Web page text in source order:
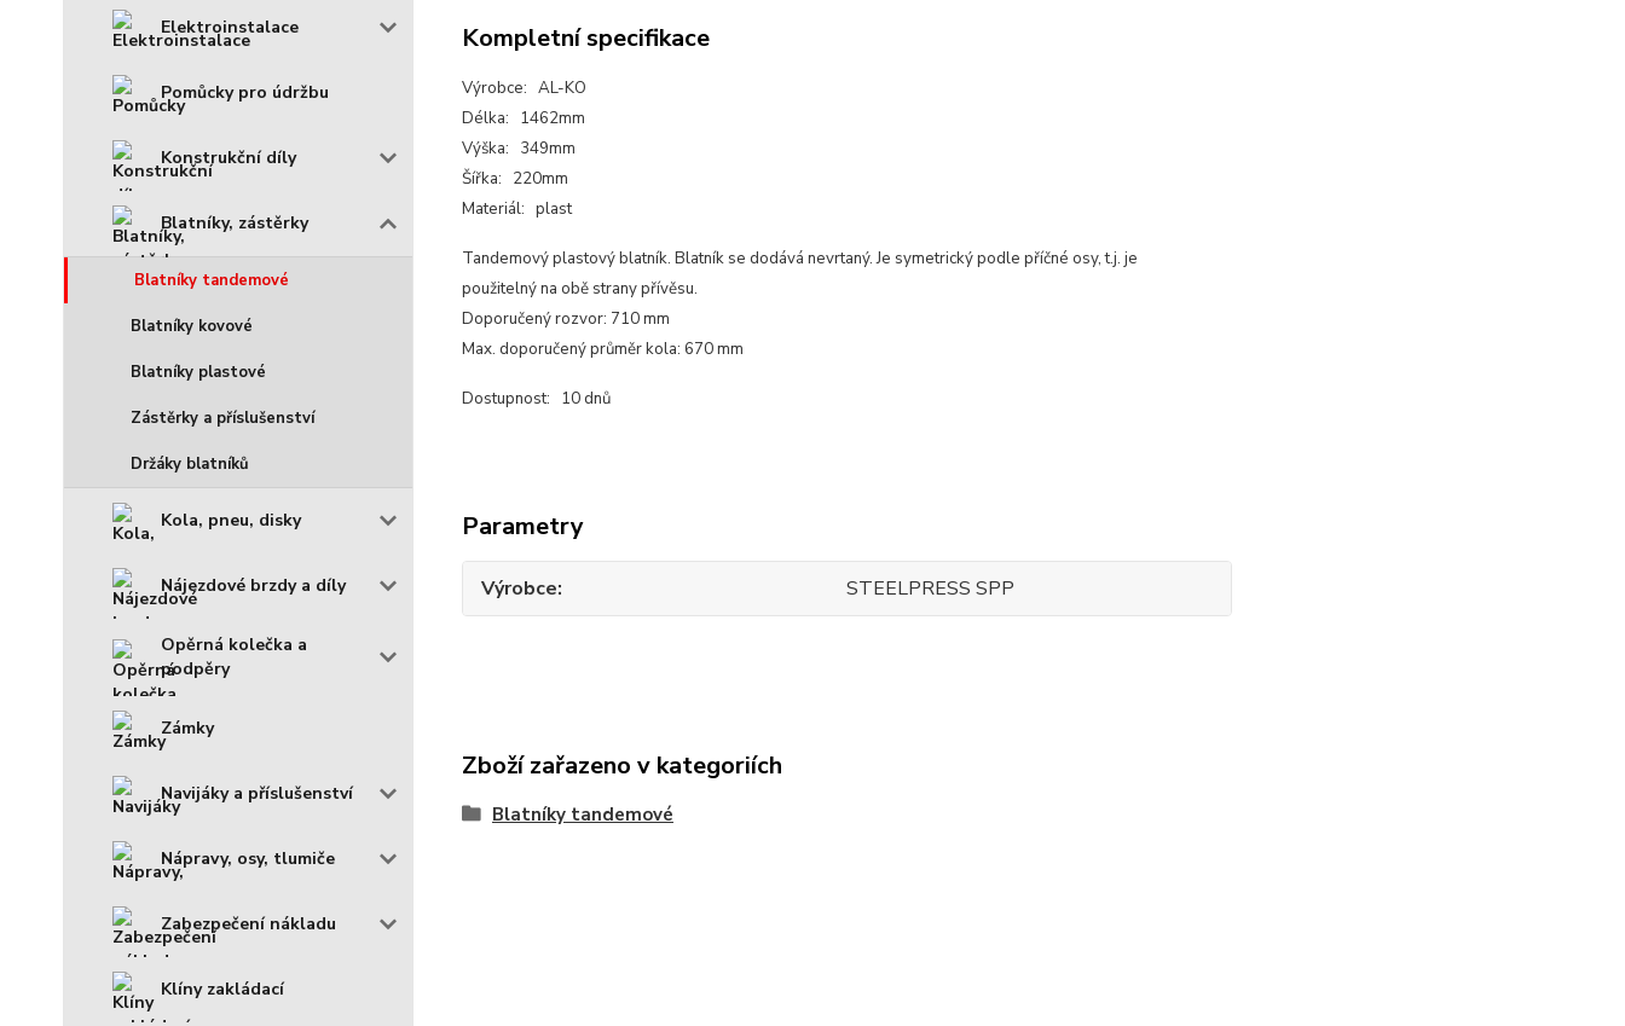
Elektroinstalace
Pomůcky pro údržbu
Konstrukční díly
Blatníky, zástěrky
Blatníky tandemové
Blatníky kovové
Blatníky plastové
Zástěrky a příslušenství
Držáky blatníků
Kola, pneu, disky
Nájezdové brzdy a díly
Opěrná kolečka a
podpěry
Zámky
Navijáky a příslušenství
Nápravy, osy, tlumiče
Zabezpečení nákladu
Klíny zakládací
Kompletní specifikace
Výrobce: AL-KO
Délka: 1462mm
Výška: 349mm
Šířka: 220mm
Materiál: plast
Tandemový plastový blatník. Blatník se dodává nevrtaný. Je symetrický podle příčné osy, t.j. je
použitelný na obě strany přívěsu.
Doporučený rozvor: 710 mm
Max. doporučený průměr kola: 670 mm
Dostupnost: 10 dnů
Parametry
Výrobce STEELPRESS SPP
Zboží zařazeno v kategoriích
Blatníky tandemové